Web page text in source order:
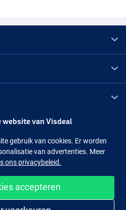
Instagram
Makkelijk en veilig shoppen
website van Visdeal
gebruik van cookies. Er worden
van advertenties. Meer
ons privacybeleid.
accepteren